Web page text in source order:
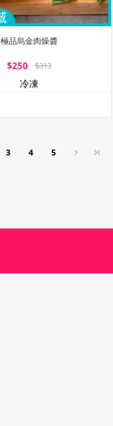
極品烏金肉燥醬
$250 $313
冷凍
3 4 5